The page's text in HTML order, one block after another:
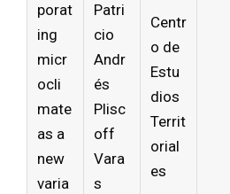
porat
ing
micr
ocli
mate
as a
new
varia
Patri
cio
Andr
és
Plisc
off
Vara
s
Centr
o de
Estu
dios
Territ
orial
es